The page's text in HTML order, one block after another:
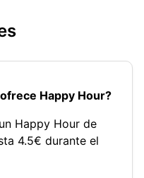
Happy Hour?
Happy Hour de
4.5€ durante el